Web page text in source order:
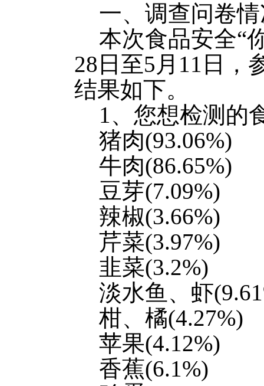
一、调查问卷
本次食品安全“
28日至5月11日，
结果如下。
1、您想检测的
猪肉(93.06%)
牛肉(86.65%)
豆芽(7.09%)
辣椒(3.66%)
芹菜(3.97%)
韭菜(3.2%)
淡水鱼、虾
柑、橘(4.27%)
苹果(4.12%)
香蕉(6.1%)